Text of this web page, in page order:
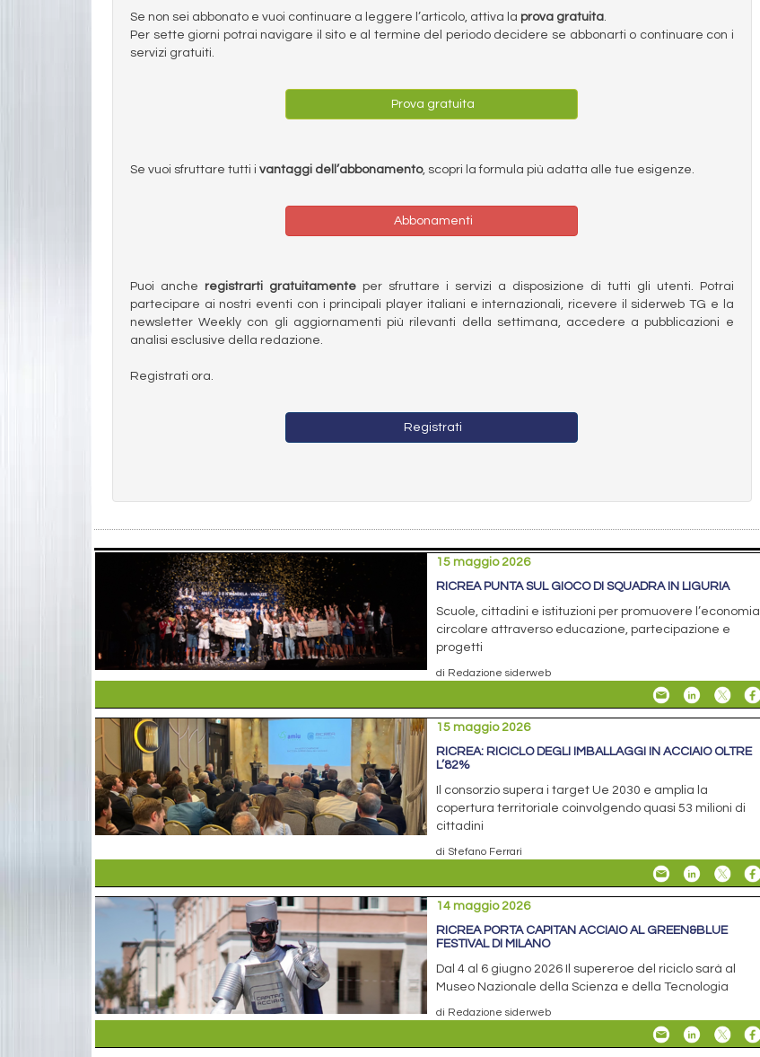
Se non sei abbonato e vuoi continuare a leggere l’articolo, attiva la prova gratuita.
Per sette giorni potrai navigare il sito e al termine del periodo decidere se abbonarti o continuare con i
servizi gratuiti.
Prova gratuita
Se vuoi sfruttare tutti i vantaggi dell’abbonamento, scopri la formula più adatta alle tue esigenze.
Abbonamenti
Puoi anche registrarti gratuitamenteper sfruttare i servizi a disposizione di tutti gli utenti. Potrai
partecipare ai nostri eventi con i principali player italiani e internazionali, ricevere il siderweb TG e la
newsletter Weekly con gli aggiornamenti più rilevanti della settimana, accedere a pubblicazioni e
analisi esclusive della redazione.
Registrati ora.
Registrati
15 maggio 2026
RICREA PUNTA SUL GIOCO DI SQUADRA IN LIGURIA
Scuole, cittadini e istituzioni per promuovere l’economia
circolare attraverso educazione, partecipazione e
progetti
di Redazione siderweb
15 maggio 2026
RICREA: RICICLO DEGLI IMBALLAGGI IN ACCIAIO OLTRE
L’82%
Il consorzio supera i target Ue 2030 e amplia la
copertura territoriale coinvolgendo quasi 53 milioni di
cittadini
di Stefano Ferrari
14 maggio 2026
RICREA PORTA CAPITAN ACCIAIO AL GREEN&BLUE
FESTIVAL DI MILANO
Dal 4 al 6 giugno 2026 Il supereroe del riciclo sarà al
Museo Nazionale della Scienza e della Tecnologia
di Redazione siderweb